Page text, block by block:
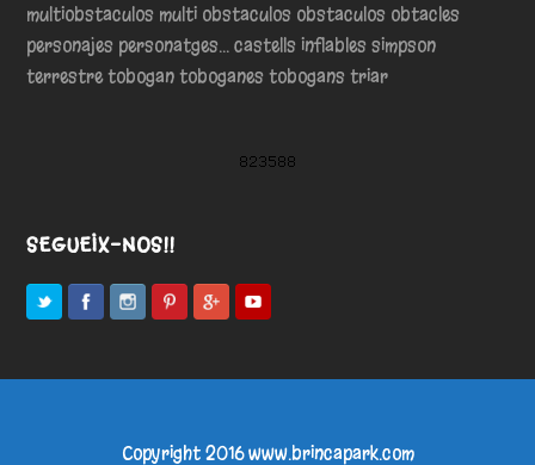
multiobstaculos multi obstaculos obstaculos obtacles
personajes personatges... castells inflables simpson
terrestre tobogan toboganes tobogans triar
SEGUEIX-NOS!!
Copyright 2016www.brincapark.com